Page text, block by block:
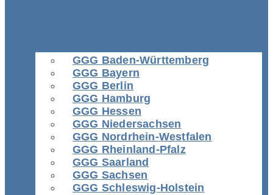
GGG Baden-Württemberg
GGG Bayern
GGG Berlin
GGG Hamburg
GGG Hessen
GGG Niedersachsen
GGG Nordrhein-Westfalen
GGG Rheinland-Pfalz
GGG Saarland
GGG Sachsen
GGG Schleswig-Holstein